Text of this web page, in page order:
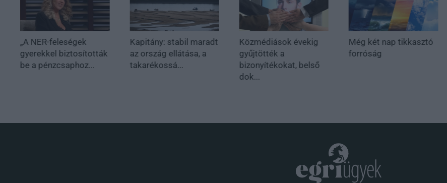
„A NER-feleségek
gyerekkel biztosították
be a pénzcsaphoz...
Kapitány: stabil maradt
az ország ellátása, a
takarékossá...
Közmédiások évekig
gyűjtötték a
bizonyítékokat, belső
dok...
Még két nap tikkasztó
forróság